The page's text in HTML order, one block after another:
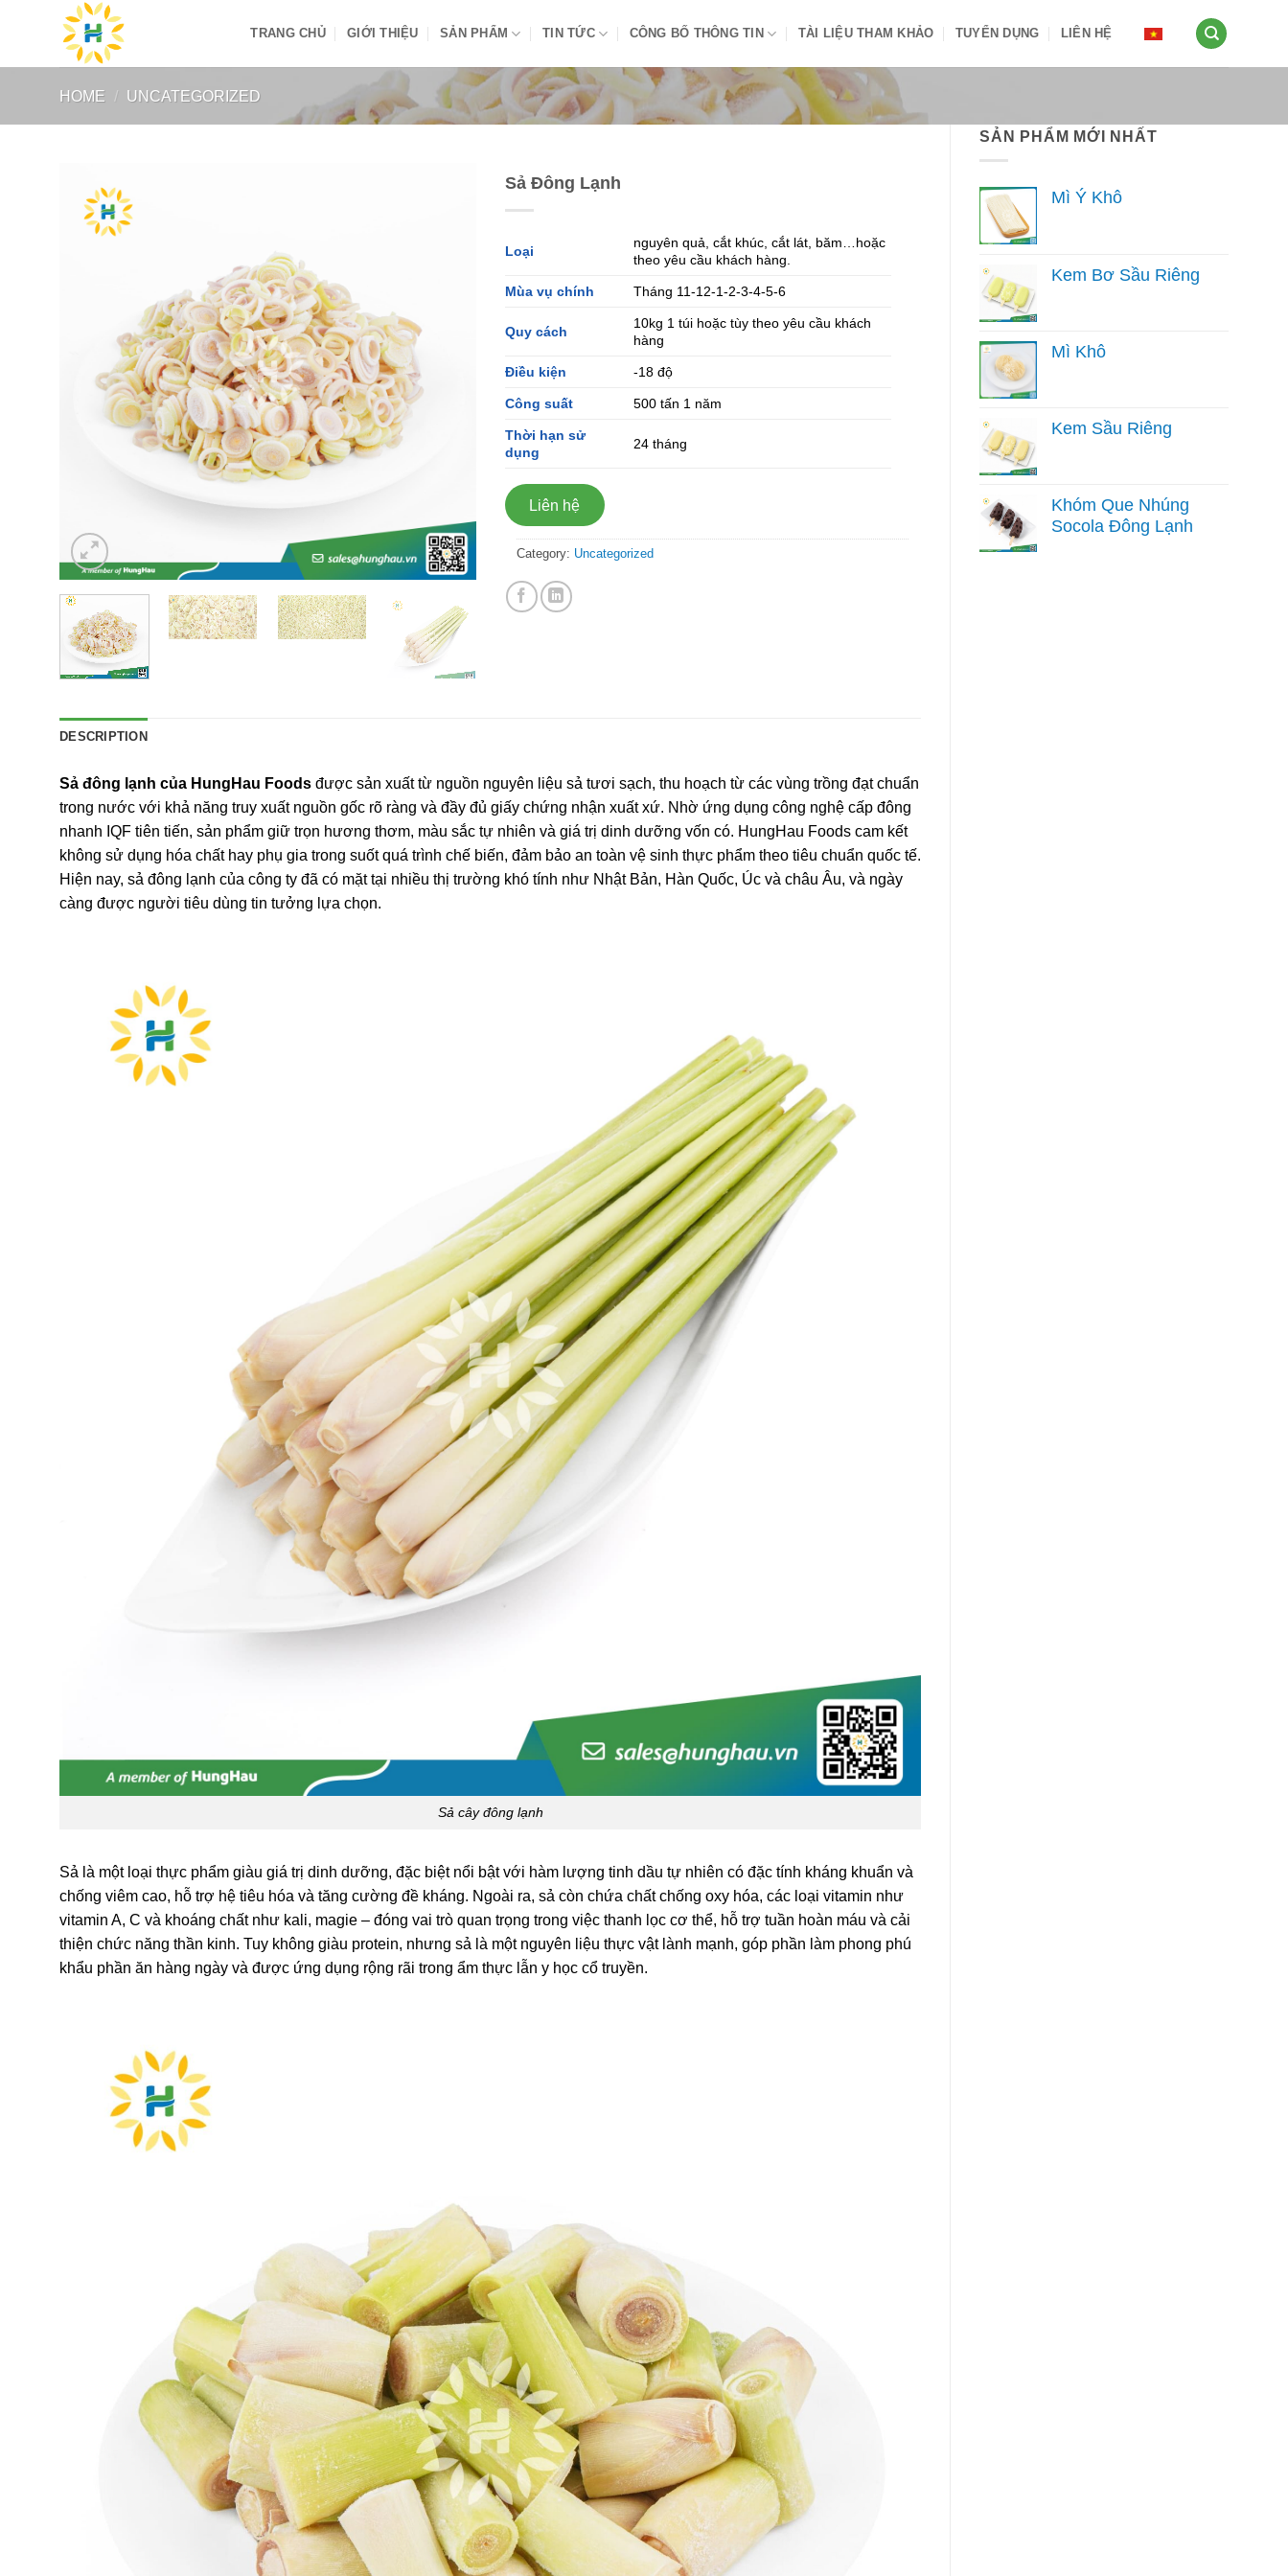
TRANG CHỦ GIỚI THIỆU SẢN PHẨM TIN TỨC CÔNG BỐ THÔNG TIN TÀI LIỆU THAM KHẢO TUYỂN DỤNG LIÊN HỆ
HOME / UNCATEGORIZED
SẢN PHẨM MỚI NHẤT
Mì Ý Khô
Kem Bơ Sầu Riêng
Mì Khô
Kem Sầu Riêng
Khóm Que Nhúng
Socola Đông Lạnh
Sả Đông Lạnh
Loại
nguyên quả, cắt khúc, cắt lát, băm…hoặc
theo yêu cầu khách hàng.
Mùa vụ chính Tháng 11-12-1-2-3-4-5-6
Quy cách
10kg 1 túi hoặc tùy theo yêu cầu khách
hàng
Điều kiện -18 độ
Công suất 500 tấn 1 năm
Thời hạn sử
dụng
24 tháng
Liên hệ
Category: Uncategorized
DESCRIPTION
Sả đông lạnh của HungHau Foods được sản xuất từ nguồn nguyên liệu sả tươi sạch, thu hoạch từ các vùng trồng đạt chuẩn
trong nước với khả năng truy xuất nguồn gốc rõ ràng và đầy đủ giấy chứng nhận xuất xứ. Nhờ ứng dụng công nghệ cấp đông
nhanh IQF tiên tiến, sản phẩm giữ trọn hương thơm, màu sắc tự nhiên và giá trị dinh dưỡng vốn có. HungHau Foods cam kết
không sử dụng hóa chất hay phụ gia trong suốt quá trình chế biến, đảm bảo an toàn vệ sinh thực phẩm theo tiêu chuẩn quốc tế.
Hiện nay, sả đông lạnh của công ty đã có mặt tại nhiều thị trường khó tính như Nhật Bản, Hàn Quốc, Úc và châu Âu, và ngày
càng được người tiêu dùng tin tưởng lựa chọn.
Sả cây đông lạnh
Sả là một loại thực phẩm giàu giá trị dinh dưỡng, đặc biệt nổi bật với hàm lượng tinh dầu tự nhiên có đặc tính kháng khuẩn và
chống viêm cao, hỗ trợ hệ tiêu hóa và tăng cường đề kháng. Ngoài ra, sả còn chứa chất chống oxy hóa, các loại vitamin như
vitamin A, C và khoáng chất như kali, magie – đóng vai trò quan trọng trong việc thanh lọc cơ thể, hỗ trợ tuần hoàn máu và cải
thiện chức năng thần kinh. Tuy không giàu protein, nhưng sả là một nguyên liệu thực vật lành mạnh, góp phần làm phong phú
khẩu phần ăn hàng ngày và được ứng dụng rộng rãi trong ẩm thực lẫn y học cổ truyền.